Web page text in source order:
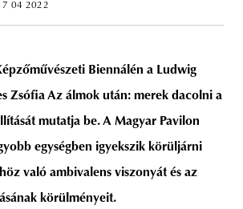
poland branding
7 04 2022
Biennálén a Ludwig
Zsófia Az álmok után: merek dacolni a
mutatja be. A Magyar Pavilon
egységben igyekszik körüljárni
való ambivalens viszonyát és az
körülményeit.